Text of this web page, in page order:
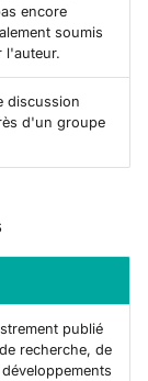
encore
soumis
l'auteur.
discussion
d'un groupe
publié
recherche, de